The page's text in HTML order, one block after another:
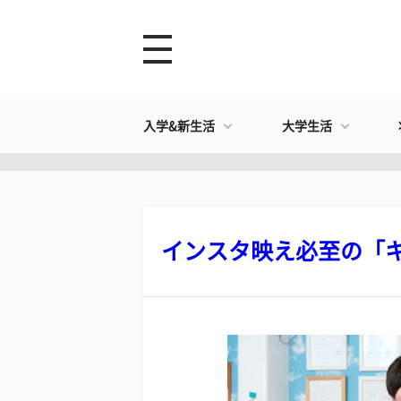
入学&新生活 大学生活
インスタ映え必至の「